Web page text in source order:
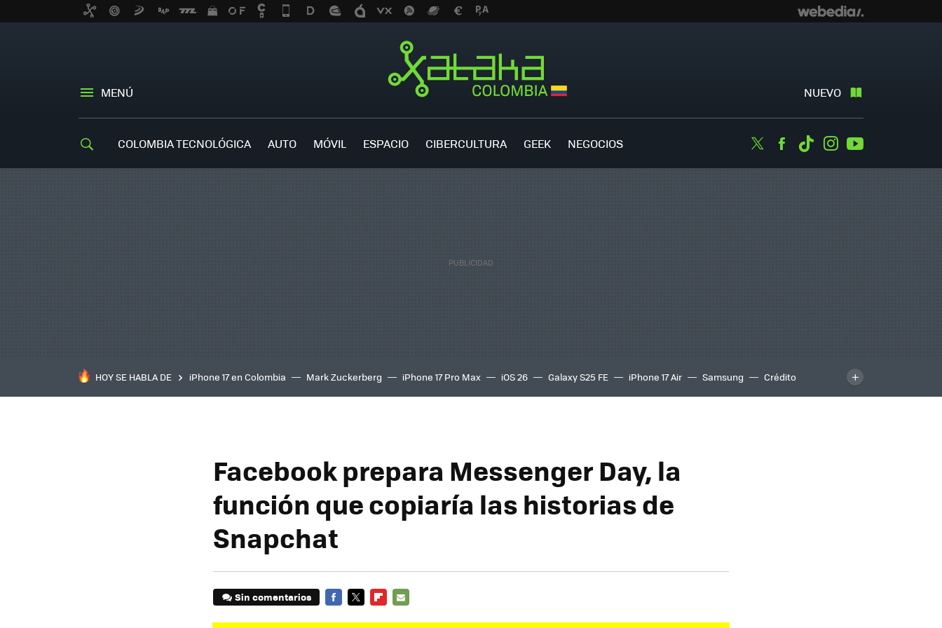
MENÚ NUEVO
COLOMBIA TECNOLÓGICA AUTO MÓVIL ESPACIO CIBERCULTURA GEEK NEGOCIOS TwitterFacebook
TiktokInstagram
HOY SE HABLA DE iPhone 17 en Colombia Mark Zuckerberg iPhone 17 Pro Max iOS 26 Galaxy S25 FE iPhone 17 Air Samsung
Crédito
inteligente
IA TCL C8K
Facebook prepara Messenger Day, la
función que copiaría las historias de
Snapchat
Sin comentarios